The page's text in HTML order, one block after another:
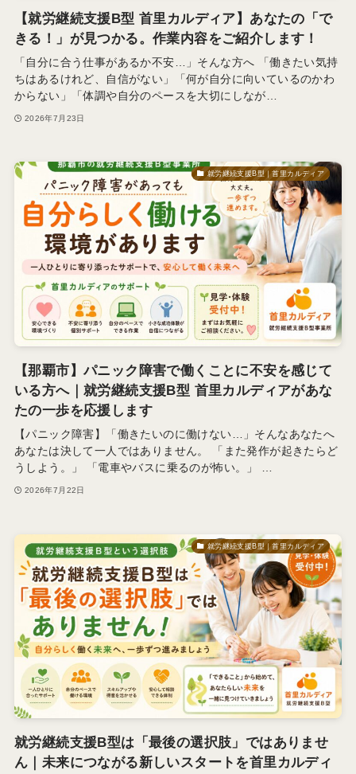
【就労継続支援B型 首里カルディア】あなたの「で
きる！」が見つかる。作業内容をご紹介します！
「自分に合う仕事があるか不安…」そんな方へ 「働きたい気持
ちはあるけれど、自信がない」「何が自分に向いているのかわ
からない」「体調や自分のペースを大切にしなが…
2026年7月23日
就労継続支援B型｜首里カルディア
【那覇市】パニック障害で働くことに不安を感じて
いる方へ｜就労継続支援B型 首里カルディアがあな
たの一歩を応援します
【パニック障害】「働きたいのに働けない…」そんなあなたへ
あなたは決して一人ではありません。 「また発作が起きたらど
うしよう。」 「電車やバスに乗るのが怖い。」 …
2026年7月22日
就労継続支援B型｜首里カルディア
就労継続支援B型は「最後の選択肢」ではありませ
ん｜未来につながる新しいスタートを首里カルディ